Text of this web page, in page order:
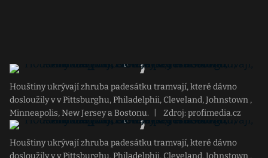
Houštiny ukrývají zhruba padesátku tramvají, které dávno
dosloužily v v Pittsburghu, Philadelphii, Cleveland, Johnstown ,
Minneapolis, New Jersey a Bostonu.
Zdroj: profimedia.cz
Houštiny ukrývají zhruba padesátku tramvají, které dávno
dosloužily v v Pittsburghu, Philadelphii, Cleveland, Johnstown ,